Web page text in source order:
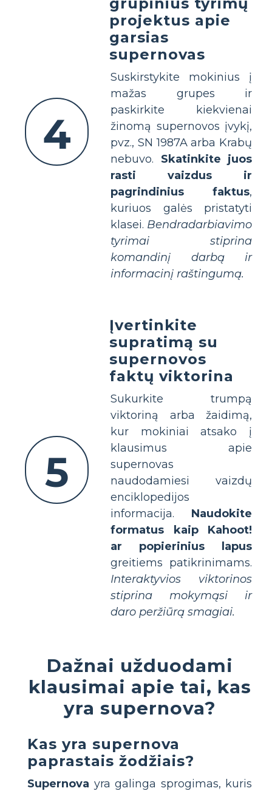
4
projektus apie
garsias
supernovas
Suskirstykite mokinius į
mažas grupes ir
paskirkite kiekvienai
žinomą supernovos įvykį,
pvz., SN 1987A arba Krabų
nebuvo. Skatinkite juos
rasti vaizdus ir
pagrindinius faktus,
kuriuos galės pristatyti
klasei. Bendradarbiavimo
tyrimai stiprina
komandinį darbą ir
informacinį raštingumą.
5
Įvertinkite
supratimą su
supernovos
faktų viktorina
Sukurkite trumpą
viktoriną arba žaidimą,
kur mokiniai atsako į
klausimus apie
supernovas
naudodamiesi vaizdų
enciklopedijos
informacija. Naudokite
formatus kaip Kahoot!
ar popierinius lapus
greitiems patikrinimams.
Interaktyvios viktorinos
stiprina mokymąsi ir
daro peržiūrą smagiai.
Dažnai užduodami
klausimai apie tai, kas
yra supernova?
Kas yra supernova
paprastais žodžiais?
Supernova yra galinga sprogimas, kuris